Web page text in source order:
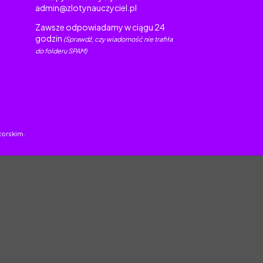
admin@zlotynauczyciel.pl
Zawsze odpowiadamy w ciągu 24
godzin (Sprawdź, czy wiadomość nie trafiła
do folderu SPAM)